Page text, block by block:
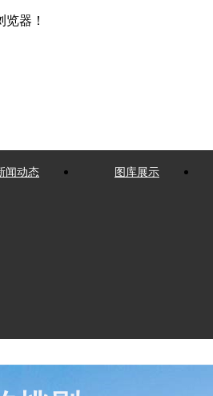
器！
闻动态 图库展示